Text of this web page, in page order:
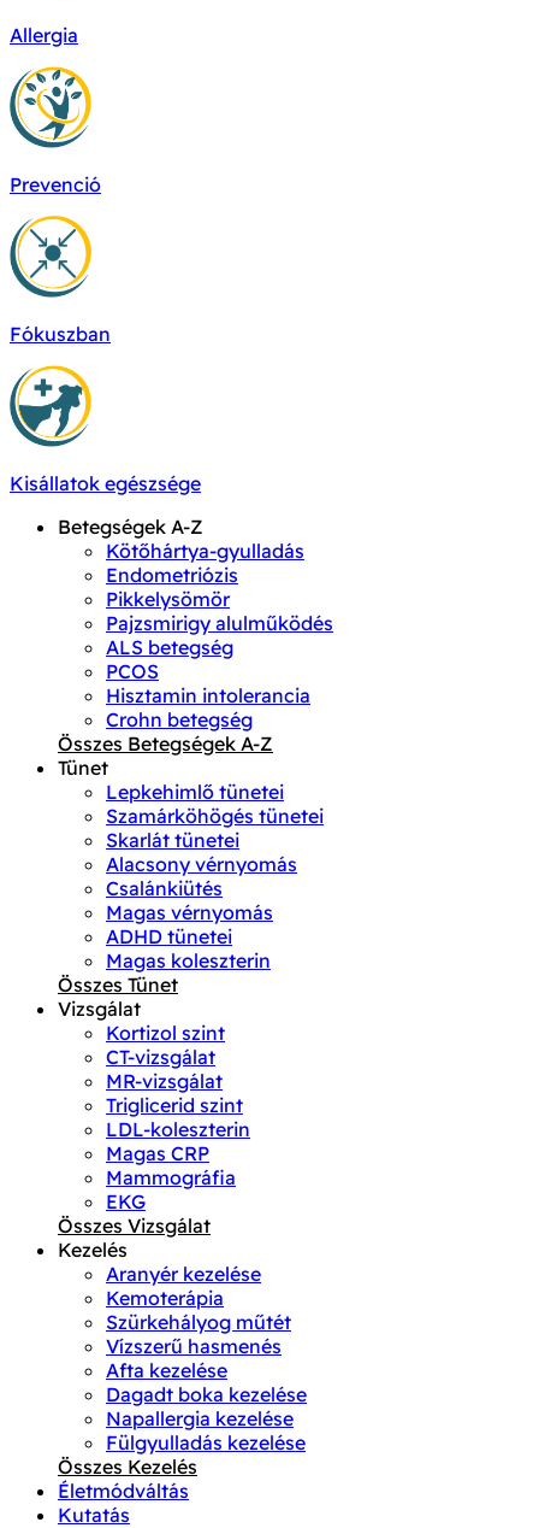
Allergia
Prevenció
Fókuszban
Kisállatok egészsége
Betegségek A-Z
Kötőhártya-gyulladás
Endometriózis
Pikkelysömör
Pajzsmirigy alulműködés
ALS betegség
PCOS
Hisztamin intolerancia
Crohn betegség
Összes Betegségek A-Z
Tünet
Lepkehimlő tünetei
Szamárköhögés tünetei
Skarlát tünetei
Alacsony vérnyomás
Csalánkiütés
Magas vérnyomás
ADHD tünetei
Magas koleszterin
Összes Tünet
Vizsgálat
Kortizol szint
CT-vizsgálat
MR-vizsgálat
Triglicerid szint
LDL-koleszterin
Magas CRP
Mammográfia
EKG
Összes Vizsgálat
Kezelés
Aranyér kezelése
Kemoterápia
Szürkehályog műtét
Vízszerű hasmenés
Afta kezelése
Dagadt boka kezelése
Napallergia kezelése
Fülgyulladás kezelése
Összes Kezelés
Életmódváltás
Kutatás